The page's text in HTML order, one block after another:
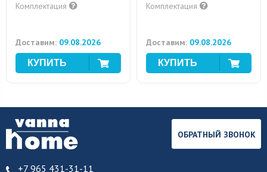
Комплектация
Доставим: 09.08.2026
Комплектация
Доставим: 09.08.2026
+7 965 431-31-11
ОБРАТНЫЙ ЗВОНОК